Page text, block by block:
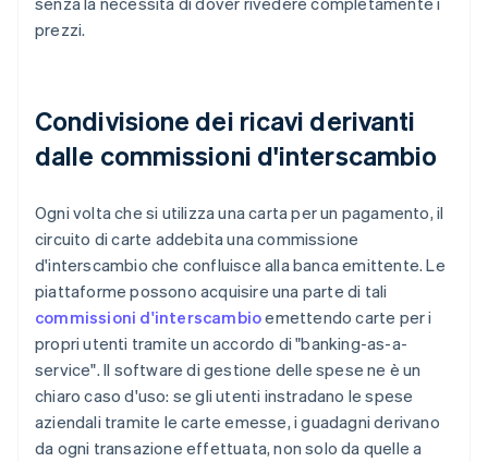
prezzi.
Condivisione dei ricavi derivanti
dalle commissioni d'interscambio
Ogni volta che si utilizza una carta per un pagamento, il
circuito di carte addebita una commissione
d'interscambio che confluisce alla banca emittente. Le
piattaforme possono acquisire una parte di tali
commissioni d'interscambioemettendo carte per i
propri utenti tramite un accordo di "banking-as-a-
service". Il software di gestione delle spese ne è un
chiaro caso d'uso: se gli utenti instradano le spese
aziendali tramite le carte emesse, i guadagni derivano
da ogni transazione effettuata, non solo da quelle a